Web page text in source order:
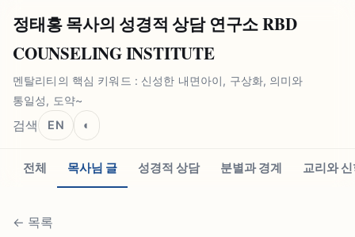
정태홍 목사의 성경적 상담 연구소 RBD
COUNSELING INSTITUTE
멘탈리티의 핵심 키워드 : 신성한 내면아이, 구상화, 의미와
통일성, 도약~
검색 EN ◐
전체 목사님 글 성경적 상담 분별과 경계 교리와
← 목록